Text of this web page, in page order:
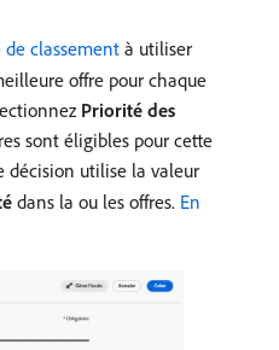
classement à utiliser
offre pour chaque
Priorité des
sont éligibles pour cette
décision utilise la valeur
dans la ou les offres. En